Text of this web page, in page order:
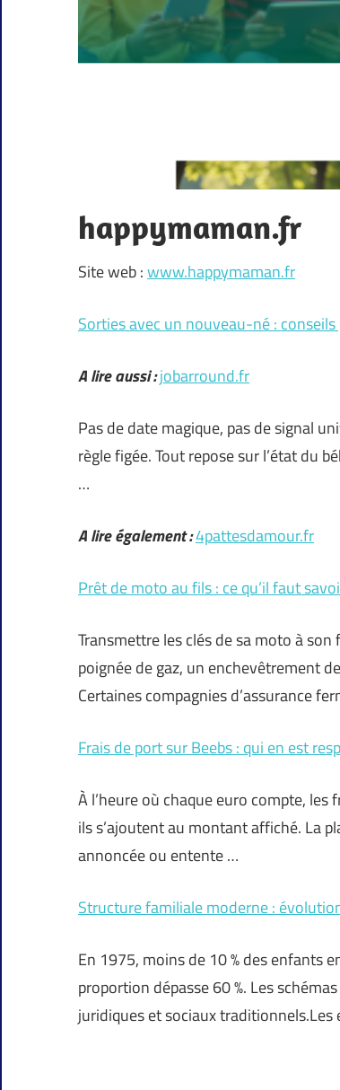
happymaman.fr
Site web :www.happymaman.fr
Sorties avec un nouveau-né :
A lire aussi :jobarround.fr
Pas de date magique, pas de signal
règle figée. Tout repose sur l’état du
…
A lire également :4pattesdamour.fr
Prêt de moto au fils : ce qu’il faut
Transmettre les clés de sa moto à
poignée de gaz, un enchevêtrement
Certaines compagnies d’assurance
Frais de port sur Beebs : qui en est
À l’heure où chaque euro compte,
ils s’ajoutent au montant affiché. La
annoncée ou entente …
Structure familiale moderne :
En 1975, moins de 10 % des enfants
proportion dépasse 60 %. Les
juridiques et sociaux